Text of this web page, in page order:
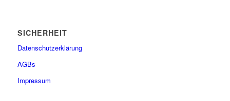
SICHERHEIT
Datenschutzerklärung
AGBs
Impressum